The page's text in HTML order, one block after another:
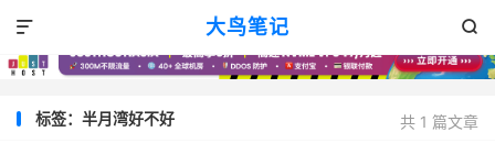
大鸟笔记 

共 1 篇文章
标签：半月湾好不好